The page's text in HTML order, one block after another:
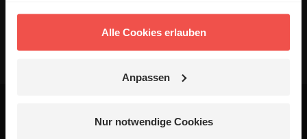
Alle Cookies erlauben
Anpassen
Nur notwendige Cookies
Das könnte dich auch